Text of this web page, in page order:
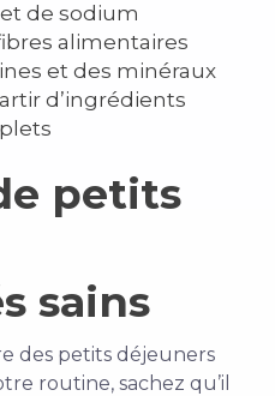
de sodium
alimentaires
et des minéraux
d’ingrédients
petits
sains
des petits déjeuners
routine, sachez qu’il